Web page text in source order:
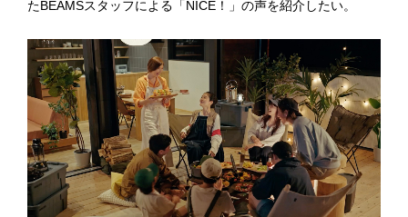
たBEAMSスタッフによる「NICE！」の声を紹介したい。